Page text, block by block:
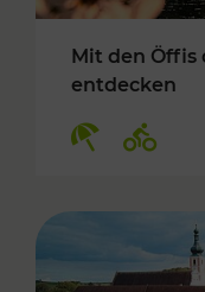
Mit den Öffis
entdecken